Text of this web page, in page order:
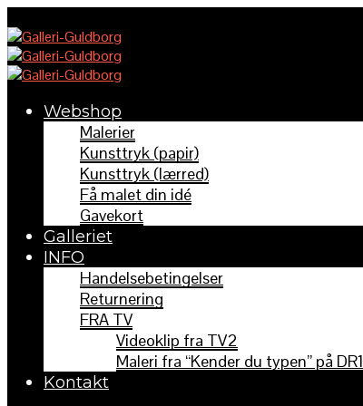
Webshop
Malerier
Kunsttryk (papir)
Kunsttryk (lærred)
Få malet din idé
Gavekort
Galleriet
INFO
Handelsebetingelser
Returnering
FRA TV
Videoklip fra TV2
Maleri fra “Kender du typen” på DR1
Kontakt